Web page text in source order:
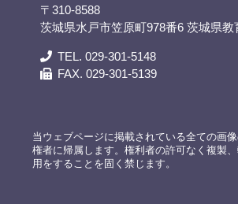
〒310-8588
茨城県水戸市笠原町978番6 茨城県教
TEL. 029-301-5148
FAX. 029-301-5139
当ウェブページに掲載されている全ての画
権者に帰属します。権利者の許可なく複製
用をすることを固く禁じます。